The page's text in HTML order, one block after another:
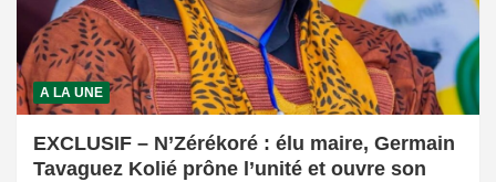
A LA UNE
EXCLUSIF – N’Zérékoré : élu maire, Germain
Tavaguez Kolié prône l’unité et ouvre son